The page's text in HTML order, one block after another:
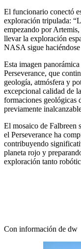
El funcionario conectó
exploración tripulada:
empezando por
llevar la exploración
NASA sigue
Esta imagen
Perseverance, que
geología, atmósfera y
excepcional calidad de
formaciones geológicas
previamente
El mosaico de Falbreen
el Perseverance ha
contribuyendo
planeta rojo y
exploración tanto
Con información de dw